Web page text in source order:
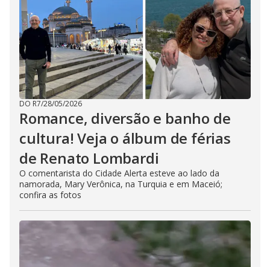
DO R7/28/05/2026
Romance, diversão e banho de
cultura! Veja o álbum de férias
de Renato Lombardi
O comentarista do Cidade Alerta esteve ao lado da
namorada, Mary Verônica, na Turquia e em Maceió;
confira as fotos